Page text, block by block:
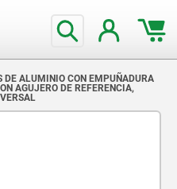
DE ALUMINIO CON EMPUÑADURA
AGUJERO DE REFERENCIA,